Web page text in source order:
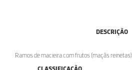
DESCRIÇÃO
Ramos de macieira com frutos (maçãs reinetas)